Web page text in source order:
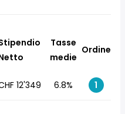
Tasse
medie
Ordine
12'349 6.8% 1